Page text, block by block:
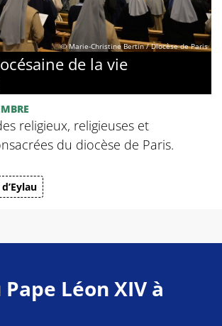
© Marie-Christine Bertin / Diocèse de Paris
de la vie
religieux, religieuses et
du diocèse de Paris.
Léon XIV à